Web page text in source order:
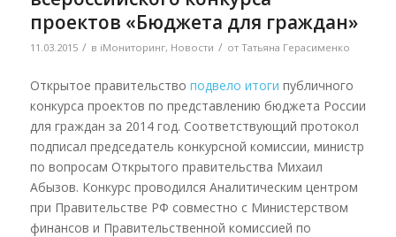
проектов «Бюджета для граждан»
11.03.2015 / в iМониторинг, Новости / от Татьяна Герасименко
Открытое правительство подвело итоги публичного
конкурса проектов по представлению бюджета России
для граждан за 2014 год. Соответствующий протокол
подписал председатель конкурсной комиссии, министр
по вопросам Открытого правительства Михаил
Абызов. Конкурс проводился Аналитическим центром
при Правительстве РФ совместно с Министерством
финансов и Правительственной комиссией по